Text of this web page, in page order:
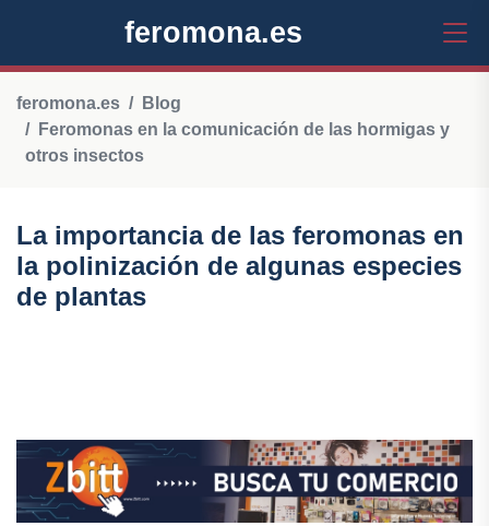
feromona.es
feromona.es
Blog
Feromonas en la comunicación de las hormigas y
otros insectos
La importancia de las feromonas en
la polinización de algunas especies
de plantas